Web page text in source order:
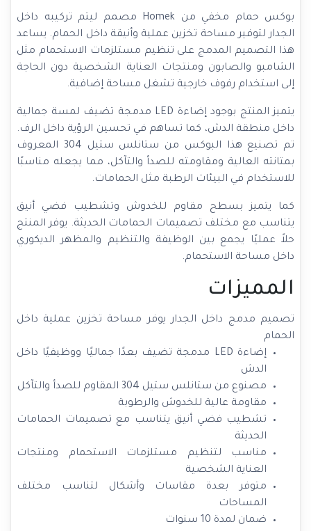
بوكس حمام مخفي من Homek مصمم ليتم تركيبه داخل
الجدار لتوفير مساحة تخزين عملية وأنيقة داخل الحمام. يساعد
هذا التصميم المدمج على تنظيم مستلزمات الاستحمام مثل
الشامبو والصابون ومنتجات العناية الشخصية دون الحاجة
إلى استخدام رفوف خارجية تشغل مساحة إضافية.
يتميز المنتج بوجود إضاءة LED مدمجة تضيف لمسة جمالية
داخل منطقة الدش، كما تساهم في تحسين الرؤية داخل الرف.
تم تصنيع هذا البوكس من ستانلس ستيل 304 المعروف
بمتانته العالية ومقاومته للصدأ والتآكل، مما يجعله مناسبًا
للاستخدام في البيئات الرطبة مثل الحمامات.
كما يتميز بسطح مقاوم للخدوش وتشطيب فضي أنيق
يتناسب مع مختلف تصميمات الحمامات الحديثة. يوفر المنتج
حلاً عمليًا يجمع بين الوظيفة والتنظيم والمظهر الديكوري
داخل مساحة الاستحمام.
المميزات
تصميم مدمج داخل الجدار يوفر مساحة تخزين عملية داخل
الحمام
إضاءة LED مدمجة تضيف بعدًا جماليًا ووظيفيًا داخل
الدش
مصنوع من ستانلس ستيل 304 المقاوم للصدأ والتآكل
مقاومة عالية للخدوش والرطوبة
تشطيب فضي أنيق يتناسب مع تصميمات الحمامات
الحديثة
مناسب لتنظيم مستلزمات الاستحمام ومنتجات
العناية الشخصية
متوفر بعدة مقاسات وأشكال لتناسب مختلف
المساحات
ضمان لمدة 10 سنوات